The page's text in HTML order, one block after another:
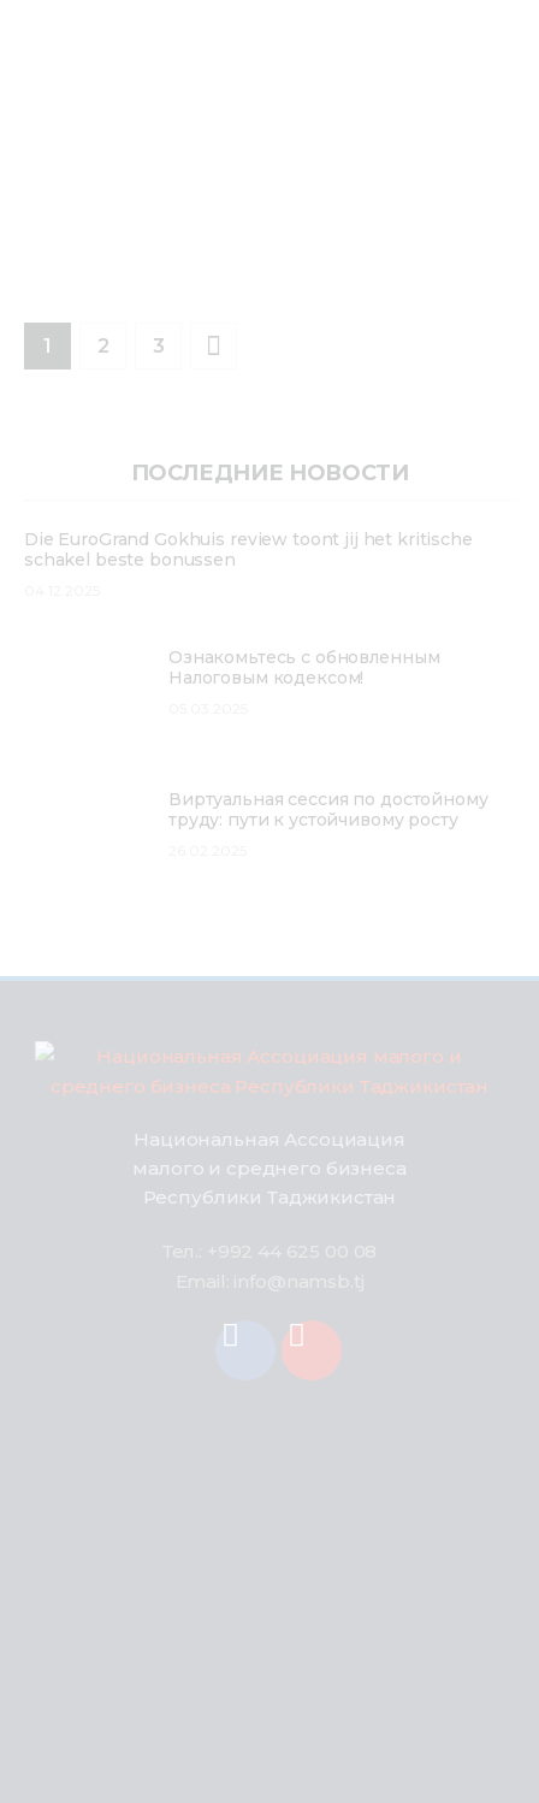
1 2 3
>
ПОСЛЕДНИЕ НОВОСТИ
Die EuroGrand Gokhuis review toont jij het kritische
schakel beste bonussen
Ознакомьтесь с обновленным
Налоговым кодексом!
Виртуальная сессия по достойному
труду: пути к устойчивому росту
Национальная Ассоциация
малого и среднего бизнеса
Республики Таджикистан